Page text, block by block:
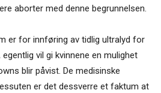
aborter med denne begrunnelsen.
er for innføring av tidlig ultralyd for
vil gi kvinnene en mulighet
blir påvist. De medisinske
er det dessverre et faktum at